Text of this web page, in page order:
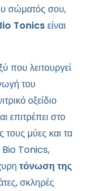
σώματός σου,
Tonicsείναι
που λειτουργεί
του
οξείδιο
επιτρέπει στο
τους μύες και τα
Bio Tonics,
τόνωση της
σκληρές